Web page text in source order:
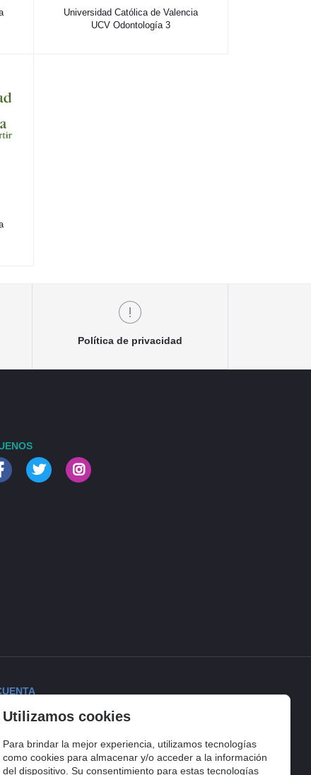
Universidad Católica de Valencia
UCV Odontología 3
Política de privacidad
sesión
de pedidos
de compra
del pedido
Utilizamos cookies
Para brindar la mejor experiencia, utilizamos tecnologías
como cookies para almacenar y/o acceder a la información
del dispositivo. Su consentimiento para estas tecnologías